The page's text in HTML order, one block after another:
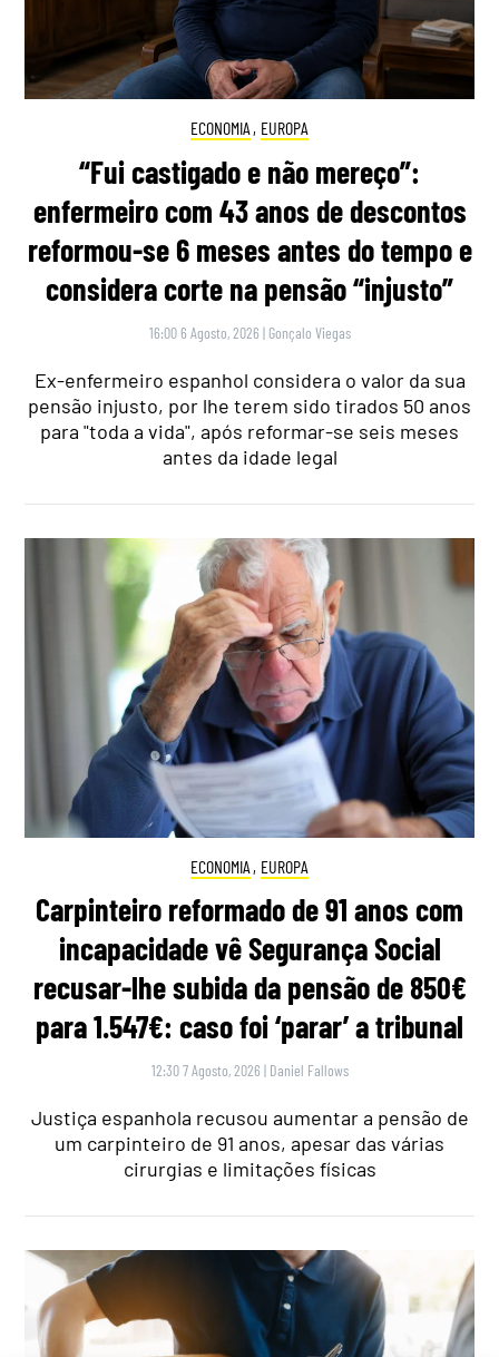
ECONOMIA , EUROPA
“Fui castigado e não mereço”:
enfermeiro com 43 anos de descontos
reformou-se 6 meses antes do tempo e
considera corte na pensão “injusto”
16:00 6 Agosto, 2026 | Gonçalo Viegas
Ex-enfermeiro espanhol considera o valor da sua
pensão injusto, por lhe terem sido tirados 50 anos
para "toda a vida", após reformar-se seis meses
antes da idade legal
ECONOMIA , EUROPA
Carpinteiro reformado de 91 anos com
incapacidade vê Segurança Social
recusar-lhe subida da pensão de 850€
para 1.547€: caso foi ‘parar’ a tribunal
12:30 7 Agosto, 2026 | Daniel Fallows
Justiça espanhola recusou aumentar a pensão de
um carpinteiro de 91 anos, apesar das várias
cirurgias e limitações físicas